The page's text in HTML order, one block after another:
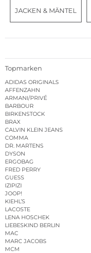
JACKEN & MÄNTEL
Topmarken
ADIDAS ORIGINALS
AFFENZAHN
ARMANI/PRIVÉ
BARBOUR
BIRKENSTOCK
BRAX
CALVIN KLEIN JEANS
COMMA
DR. MARTENS
DYSON
ERGOBAG
FRED PERRY
GUESS
IZIPIZI
JOOP!
KIEHL’S
LACOSTE
LENA HOSCHEK
LIEBESKIND BERLIN
MAC
MARC JACOBS
MCM